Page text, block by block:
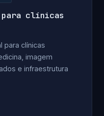
para clínicas
para clínicas
imagem
e infraestrutura